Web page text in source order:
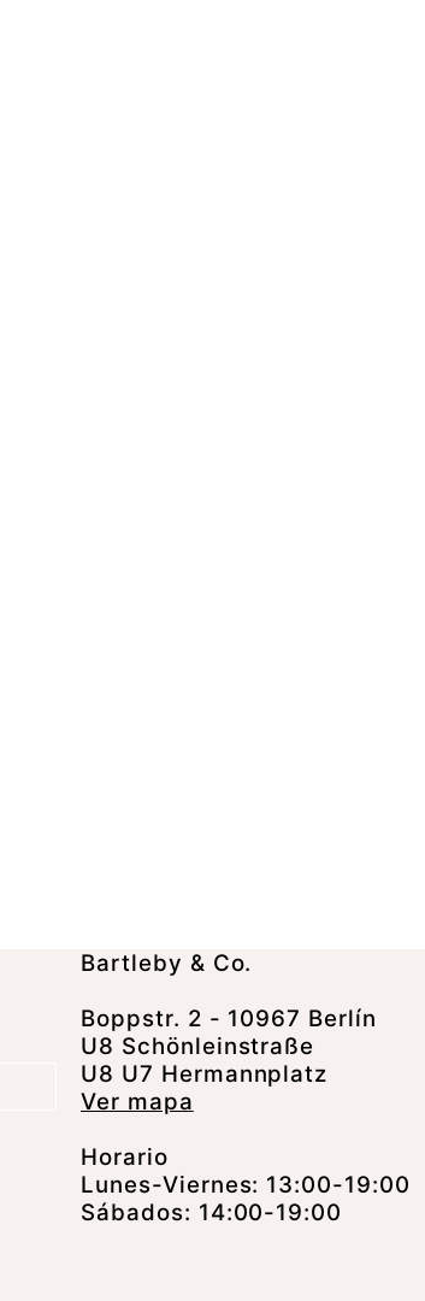
Bartleby & Co.
Boppstr. 2 - 10967 Berlín
U8 Schönleinstraße
U8 U7 Hermannplatz
Ver mapa
Horario
Lunes-Viernes: 13:00-19:00
Sábados: 14:00-19:00